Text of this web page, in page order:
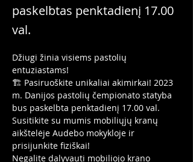
paskelbtas penktadienį 17.00
val.
Džiugi žinia visiems pastolių
entuziastams!
🏗️ Pasiruoškite unikaliai akimirkai! 2023
m. Danijos pastolių čempionato statyba
bus paskelbta penktadienį 17.00 val.
Susitikite su mumis mobiliųjų kranų
aikštelėje Audebo mokykloje ir
prisijunkite fiziškai!
Negalite dalyvauti mobiliojo krano